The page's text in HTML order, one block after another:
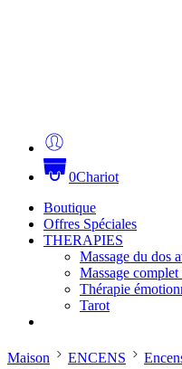
0Chariot
Boutique
Offres Spéciales
THERAPIES
Massage du dos
Massage
Thérapie
Tarot
Maison ENCENS